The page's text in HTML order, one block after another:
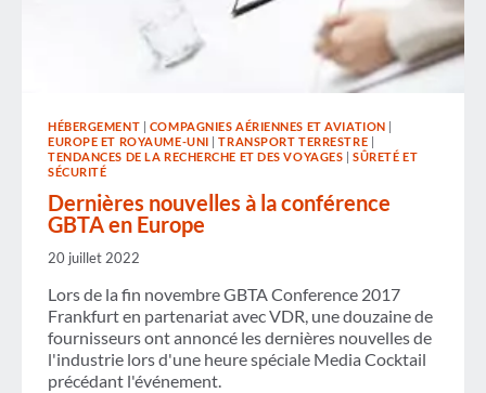
HÉBERGEMENT COMPAGNIES AÉRIENNES ET AVIATION
EUROPE ET ROYAUME-UNI |TRANSPORT TERRESTRE
TENDANCES DE LA RECHERCHE ET DES VOYAGES |SÛRETÉ ET
SÉCURITÉ
Dernières nouvelles à la conférence
GBTA en Europe
20 juillet 2022
Lors de la fin novembre GBTA Conference 2017
Frankfurt en partenariat avec VDR, une douzaine de
fournisseurs ont annoncé les dernières nouvelles de
l'industrie lors d'une heure spéciale Media Cocktail
précédant l'événement.